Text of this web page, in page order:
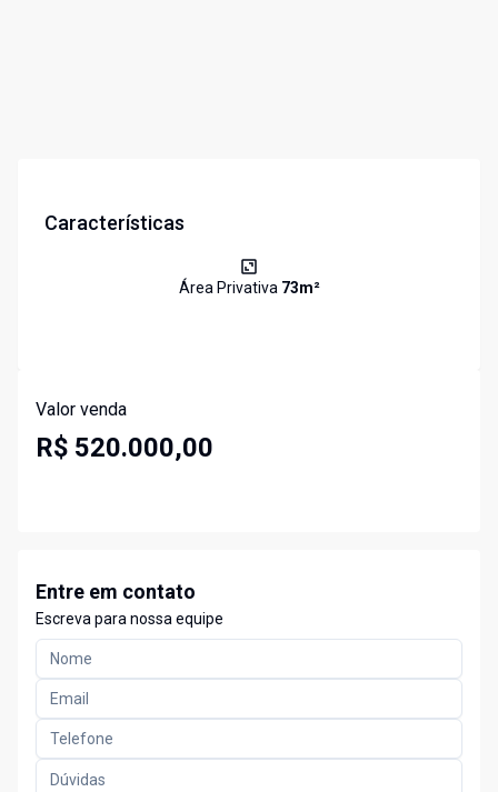
Características
Área Privativa 73m²
Valor venda
R$ 520.000,00
Entre em contato
Escreva para nossa equipe